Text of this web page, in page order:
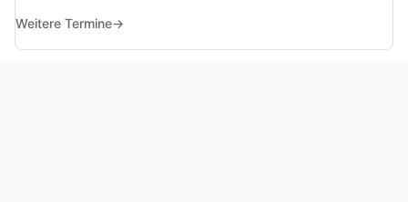
Weitere Termine→